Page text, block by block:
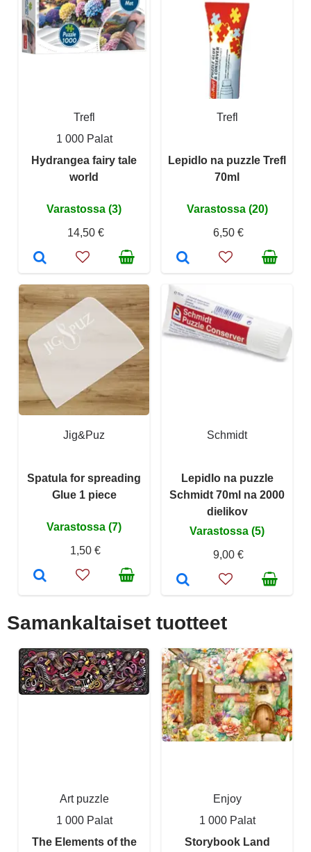
Trefl
1 000 Palat
Hydrangea fairy tale
world
Varastossa (3)
14,50 €
Trefl
Lepidlo na puzzle Trefl
70ml
Varastossa (20)
6,50 €
Jig&Puz
Spatula for spreading
Glue 1 piece
Varastossa (7)
1,50 €
Schmidt
Lepidlo na puzzle
Schmidt 70ml na 2000
dielikov
Varastossa (5)
9,00 €
Samankaltaiset tuotteet
Art puzzle
1 000 Palat
The Elements of the
Enjoy
1 000 Palat
Storybook Land